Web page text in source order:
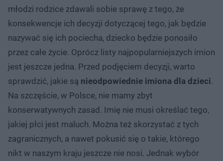
młodzi rodzice zdawali sobie sprawę z tego, że
konsekwencje ich decyzji dotyczącej tego, jak będzie
nazywać się ich pociecha, dziecko będzie ponosiło
przez całe życie. Oprócz listy najpopularniejszych imion
jest jeszcze jedna. Przed podjęciem decyzji, warto
sprawdzić, jakie są nieodpowiednie imiona dla dzieci.
Na szczęście, w Polsce, nie mamy zbyt
konserwatywnych zasad. Imię nie musi określać tego,
jakiej płci jest maluch. Można też skorzystać z tych
zagranicznych, a nawet pokusić się o takie, którego
nikt w naszym kraju jeszcze nie nosi. Jednak wybór